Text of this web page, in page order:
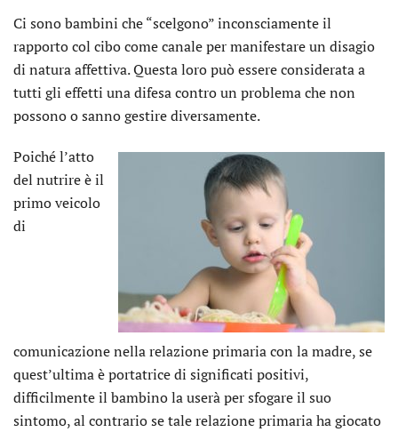
Ci sono bambini che “scelgono” inconsciamente il
rapporto col cibo come canale per manifestare un disagio
di natura affettiva. Questa loro può essere considerata a
tutti gli effetti una difesa contro un problema che non
possono o sanno gestire diversamente.
Poiché l’atto
del nutrire è il
primo veicolo
di
comunicazione nella relazione primaria con la madre, se
quest’ultima è portatrice di significati positivi,
difficilmente il bambino la userà per sfogare il suo
sintomo, al contrario se tale relazione primaria ha giocato